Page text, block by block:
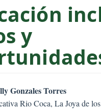
y
Gonzales Torres
Rio Coca, La Joya de los